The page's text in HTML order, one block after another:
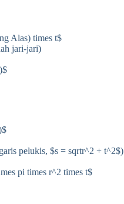
Alas) times t$
jari-jari)
pelukis, $s = sqrtr^2 + t^2$)
pi times r^2 times t$